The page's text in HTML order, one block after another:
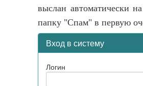
выслан автоматически
папку "Спам" в первую
Вход в систему
Логин